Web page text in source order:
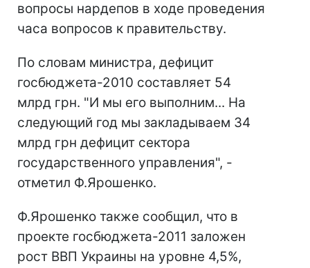
вопросы нардепов в ходе проведения
часа вопросов к правительству.
По словам министра, дефицит
госбюджета-2010 составляет 54
млрд грн. "И мы его выполним... На
следующий год мы закладываем 34
млрд грн дефицит сектора
государственного управления", -
отметил Ф.Ярошенко.
Ф.Ярошенко также сообщил, что в
проекте госбюджета-2011 заложен
рост ВВП Украины на уровне 4,5%,